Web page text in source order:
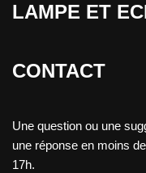
LAMPE ET
CONTACT
Une question ou une
une réponse en moins
17h.